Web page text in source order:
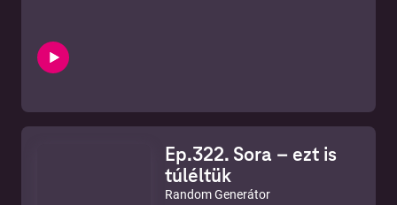
megoldásról
Ep.322. Sora – ezt is
túléltük
Random Generátor